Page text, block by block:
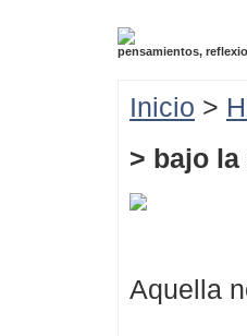
pensamientos,
Inicio >
> bajo
Aquella